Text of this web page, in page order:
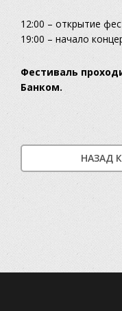
12:00 – открытие
19:00 – начало
Фестиваль
Банком.
НАЗАД